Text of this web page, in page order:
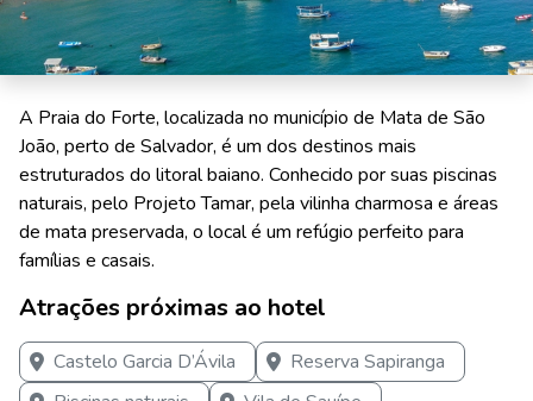
A Praia do Forte, localizada no município de Mata de São
João, perto de Salvador, é um dos destinos mais
estruturados do litoral baiano. Conhecido por suas piscinas
naturais, pelo Projeto Tamar, pela vilinha charmosa e áreas
de mata preservada, o local é um refúgio perfeito para
famílias e casais.
Atrações próximas ao hotel
Castelo Garcia D’Ávila
Reserva Sapiranga